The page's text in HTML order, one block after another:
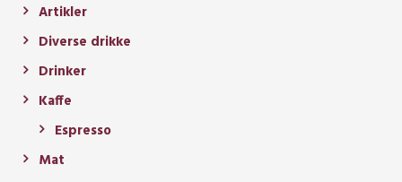
Artikler
Diverse drikke
Drinker
Kaffe
Espresso
Mat